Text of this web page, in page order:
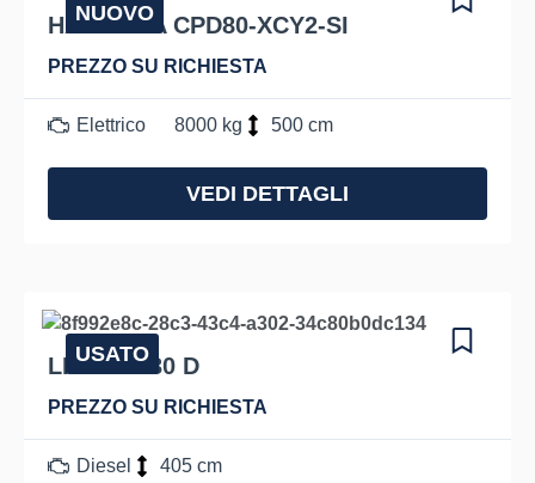
HANGCHA CPD80-XCY2-SI
PREZZO SU RICHIESTA
Elettrico 8000 kg 500 cm
VEDI DETTAGLI
NUOVO
LINDE H 30 D
PREZZO SU RICHIESTA
Diesel 405 cm
USATO